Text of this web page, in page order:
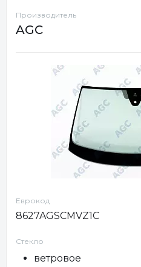
Производитель
AGC
Еврокод
8627AGSCMVZ1C
Стекло
ветровое